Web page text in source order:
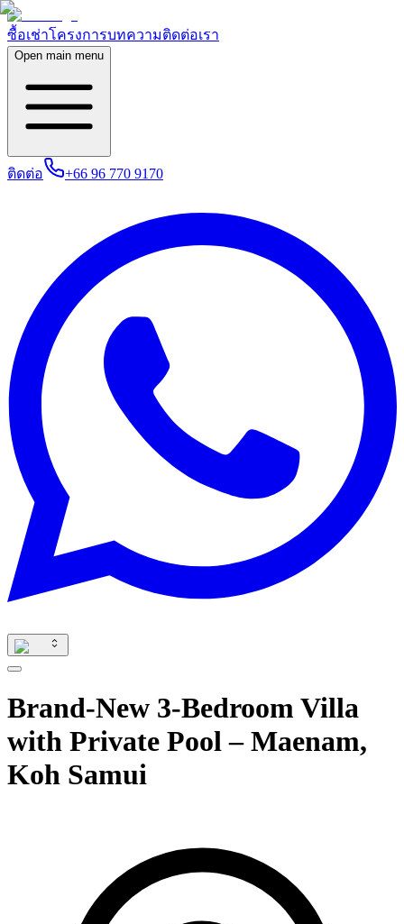
ซื้อเช่าโครงการบทความติดต่อเรา
Open main menu
ติดต่อ +66 96 770 9170
Brand-New 3-Bedroom Villa
with Private Pool – Maenam,
Koh Samui